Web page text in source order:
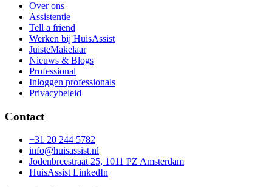
Over ons
Assistentie
Tell a friend
Werken bij HuisAssist
JuisteMakelaar
Nieuws & Blogs
Professional
Inloggen professionals
Privacybeleid
Contact
+31 20 244 5782
info@huisassist.nl
Jodenbreestraat 25, 1011 PZ Amsterdam
HuisAssist LinkedIn